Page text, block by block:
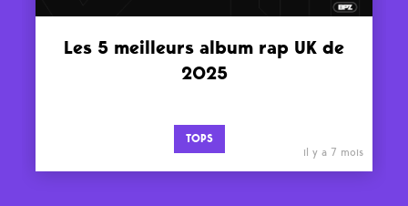
Les 5 meilleurs album rap UK de
2025
TOPS
il y a 7 mois